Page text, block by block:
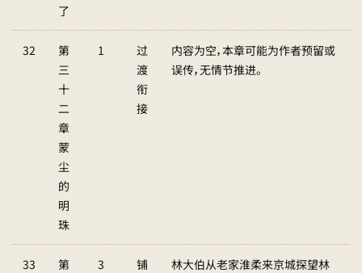
了
32
第
三
十
二
章
蒙
尘
的
明
珠
1
过
渡
衔
接
内容为空，本章可能为作者预留或
误传，无情节推进。
33
第
3
铺
林大伯从老家淮柔来京城探望林